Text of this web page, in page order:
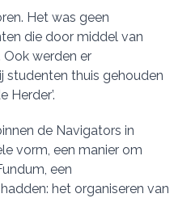
Het was geen
die door middel van
Ook werden er
studenten thuis gehouden
Herder’.​
de Navigators in
vorm, een manier om
een
het organiseren van